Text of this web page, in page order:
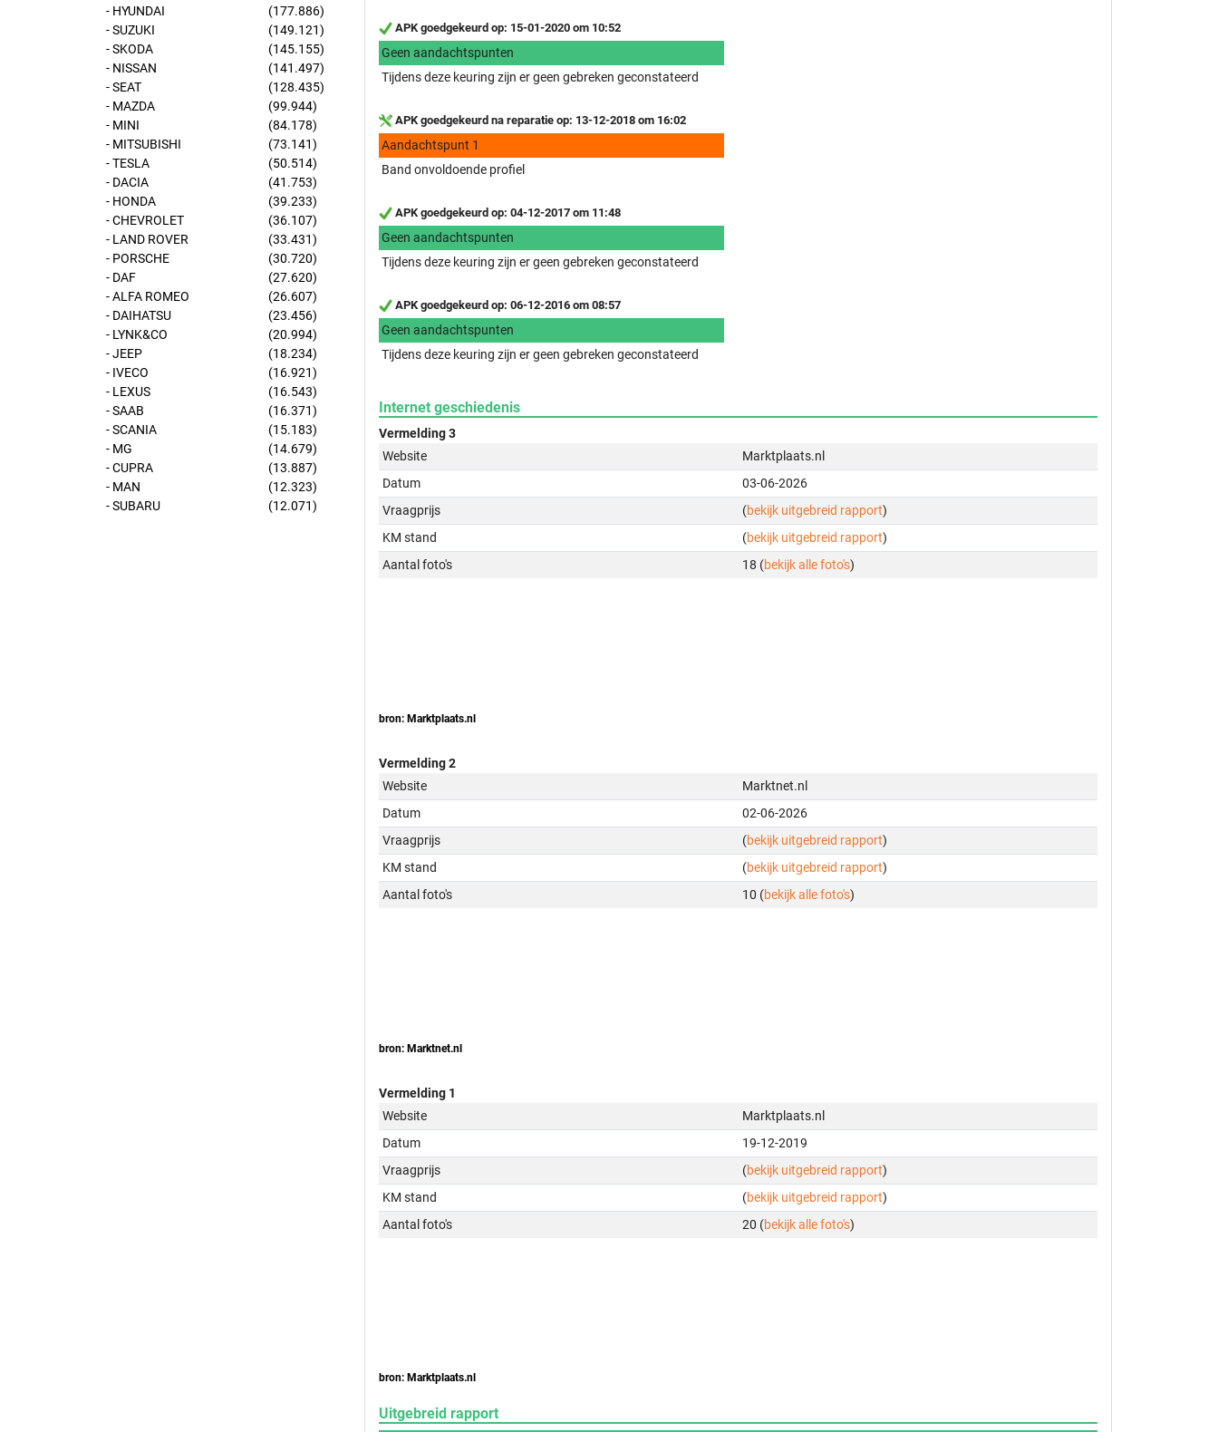
- HYUNDAI
(177.886)
- SUZUKI
(149.121)
- SKODA
(145.155)
- NISSAN
(141.497)
- SEAT
(128.435)
- MAZDA
(99.944)
- MINI
(84.178)
- MITSUBISHI
(73.141)
- TESLA
(50.514)
- DACIA
(41.753)
- HONDA
(39.233)
- CHEVROLET
(36.107)
- LAND ROVER
(33.431)
- PORSCHE
(30.720)
- DAF
(27.620)
- ALFA ROMEO
(26.607)
- DAIHATSU
(23.456)
- LYNK&CO
(20.994)
- JEEP
(18.234)
- IVECO
(16.921)
- LEXUS
(16.543)
- SAAB
(16.371)
- SCANIA
(15.183)
- MG
(14.679)
- CUPRA
(13.887)
- MAN
(12.323)
- SUBARU
(12.071)
APK goedgekeurd op: 15-01-2020 om 10:52
Geen aandachtspunten
Tijdens deze keuring zijn er geen gebreken geconstateerd
APK goedgekeurd na reparatie op: 13-12-2018 om 16:02
Aandachtspunt 1
Band onvoldoende profiel
APK goedgekeurd op: 04-12-2017 om 11:48
Geen aandachtspunten
Tijdens deze keuring zijn er geen gebreken geconstateerd
APK goedgekeurd op: 06-12-2016 om 08:57
Geen aandachtspunten
Tijdens deze keuring zijn er geen gebreken geconstateerd
Internet geschiedenis
Vermelding 3
Website
Marktplaats.nl
Datum
03-06-2026
Vraagprijs
(bekijk uitgebreid rapport)
KM stand
(bekijk uitgebreid rapport)
Aantal foto's
18 (bekijk alle foto's)
bron: Marktplaats.nl
Vermelding 2
Website
Marktnet.nl
Datum
02-06-2026
Vraagprijs
(bekijk uitgebreid rapport)
KM stand
(bekijk uitgebreid rapport)
Aantal foto's
10 (bekijk alle foto's)
bron: Marktnet.nl
Vermelding 1
Website
Marktplaats.nl
Datum
19-12-2019
Vraagprijs
(bekijk uitgebreid rapport)
KM stand
(bekijk uitgebreid rapport)
Aantal foto's
20 (bekijk alle foto's)
bron: Marktplaats.nl
Uitgebreid rapport